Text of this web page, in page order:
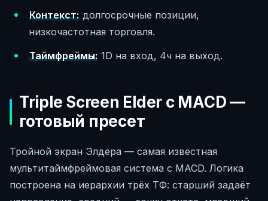
Контекст:долгосрочные позиции,
низкочастотная торговля.
Таймфреймы:1D на вход, 4ч на выход.
Triple Screen Elder с MACD —
готовый пресет
Тройной экран Элдера — самая известная
мультитаймфреймовая система с MACD. Логика
построена на иерархии трёх ТФ: старший задаёт